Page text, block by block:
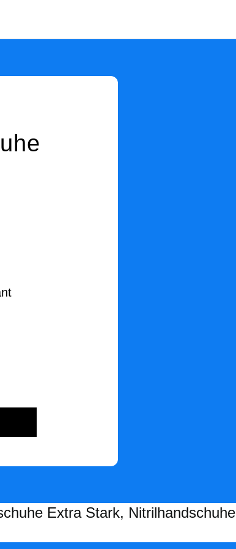
Extra Stark, Nitrilhandschuhe